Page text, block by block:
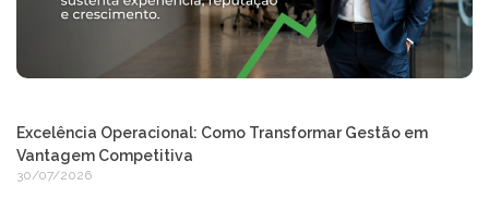
Excelência Operacional: Como Transformar Gestão em
Vantagem Competitiva
30/07/2026